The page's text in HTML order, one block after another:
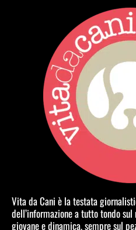
Vita da Cani è la testata
dell’informazione a tutto tondo
giovane e dinamica, sempre sul